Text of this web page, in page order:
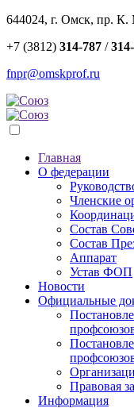
644024, г. Омск, пр. К.
+7 (3812) 314-787 /
fnpr@omskprof.ru
Главная
О федерации
Членские
Состав
Состав
Аппарат
Устав ФОП
Новости
Официальные
Правовая
Информация